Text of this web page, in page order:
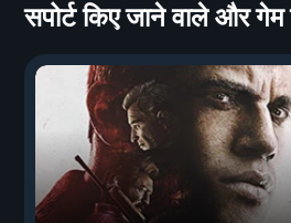
सपोर्ट किए जाने वाले और